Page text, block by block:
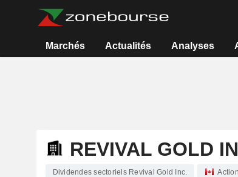
Marchés Actualités Analyses
REVIVAL GOLD
Dividendes sectoriels Revival Gold Inc.